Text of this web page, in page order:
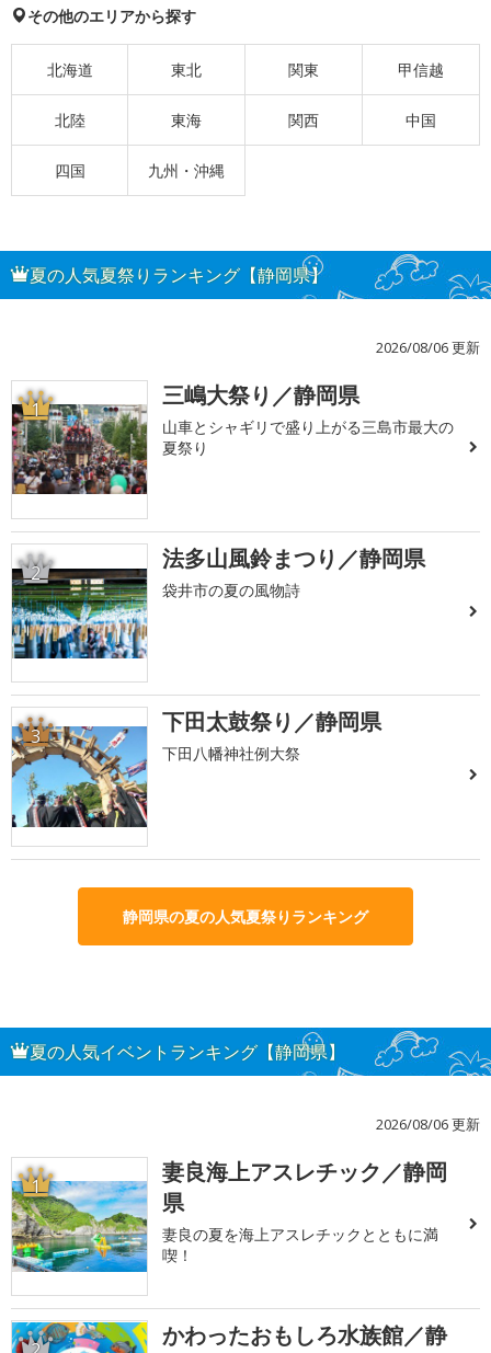
その他のエリアから探す
北海道 東北 関東 甲信越
北陸 東海 関西 中国
四国 九州・沖縄
夏の人気夏祭りランキング【静岡県】
2026/08/06 更新
1 三嶋大祭り／静岡県
山車とシャギリで盛り上がる三島市最大の
夏祭り
2 法多山風鈴まつり／静岡県
袋井市の夏の風物詩
3 下田太鼓祭り／静岡県
下田八幡神社例大祭
静岡県の夏の人気夏祭りランキング
夏の人気イベントランキング【静岡県】
2026/08/06 更新
1
妻良海上アスレチック／静岡
県
妻良の夏を海上アスレチックとともに満
喫！
かわったおもしろ水族館／静